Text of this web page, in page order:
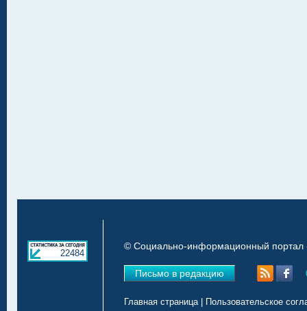
22484
© Социально-информационный портал
Письмо в редакцию
Главная страница| Пользовательское